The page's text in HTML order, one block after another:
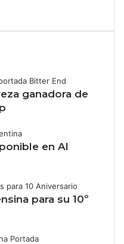
ganadora de
en Al
para su 10º